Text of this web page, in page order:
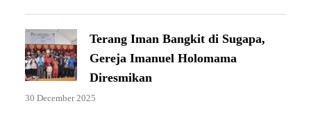
Terang Iman Bangkit di Sugapa,
Gereja Imanuel Holomama
Diresmikan
30 December 2025